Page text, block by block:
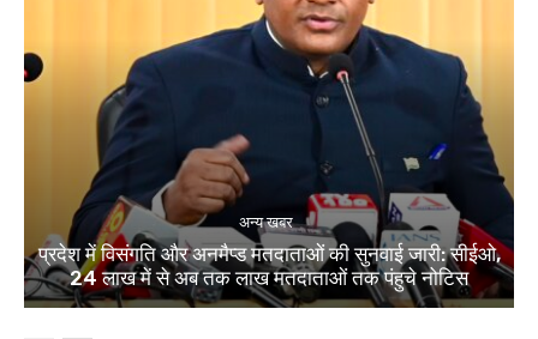
अन्य खबर
प्रदेश में विसंगति और अनमैप्ड मतदाताओं की सुनवाई जारी: सीईओ,
24 लाख में से अब तक लाख मतदाताओं तक पंहुचे नोटिस